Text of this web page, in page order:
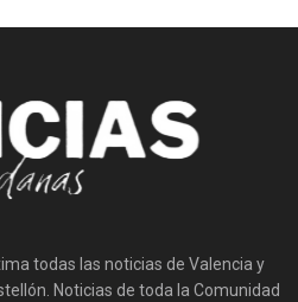
todas las noticias de Valencia y
Noticias de toda la Comunidad